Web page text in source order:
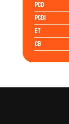
PCD
PCD1
ET
CB